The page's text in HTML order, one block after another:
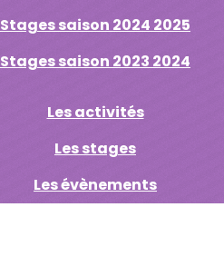
Stages saison 2024 2025
Stages saison 2023 2024
Les activités
Les stages
Les évènements